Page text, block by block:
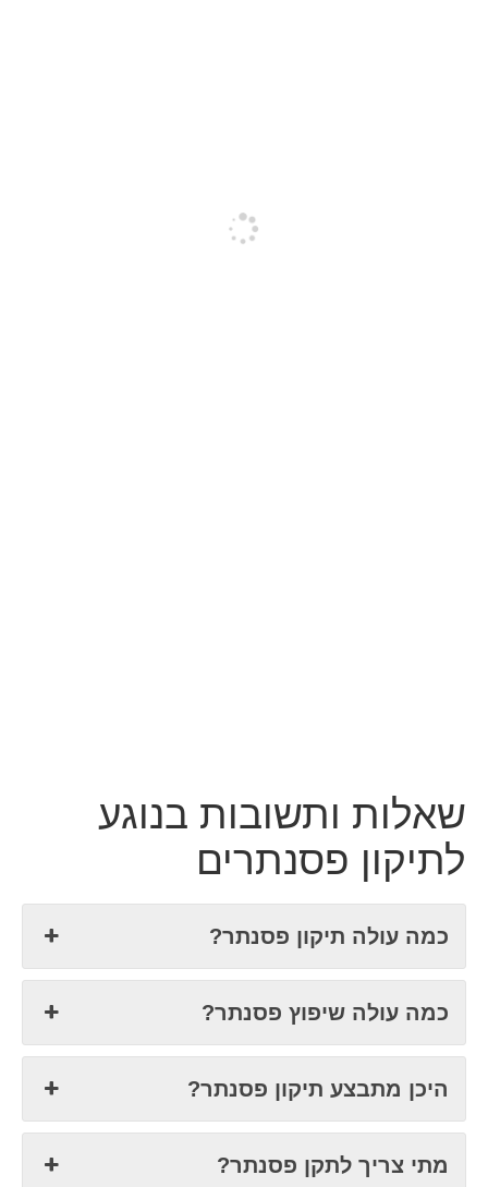
שאלות ותשובות בנוגע
לתיקון פסנתרים
כמה עולה תיקון פסנתר?
כמה עולה שיפוץ פסנתר?
היכן מתבצע תיקון פסנתר?
מתי צריך לתקן פסנתר?